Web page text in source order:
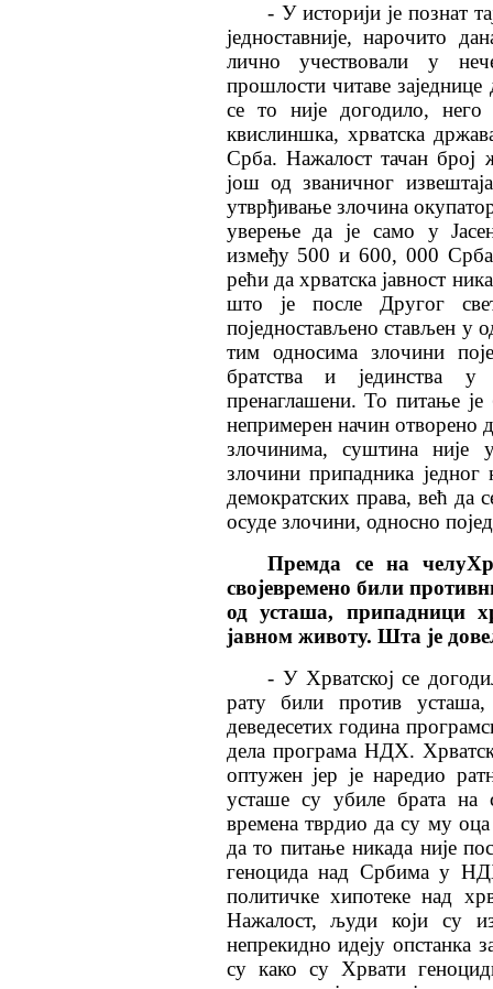
- У историји је познат
једноставније, нарочито
лично учествовали у
прошлости читаве
се то није догодило,
квислиншка, хрватска
Срба. Нажалост тачан број
још од званичног
утврђивање злочина
уверење да је само у
између 500 и 600, 000
рећи да хрватска јавност
што је после Другог
поједностављено стављен у
тим односима злочини
братства и јединства
пренаглашени. То питање
непримерен начин отворено
злочинима, суштина није
злочини припадника
демократских права, већ да
осуде злочини, односно
Премда се на
својевремено били
од усташа, припадници
јавном животу. Шта је
- У Хрватској се
рату били против усташа,
деведесетих година
дела програма НДХ.
оптужен јер је наредио
усташе су убиле брата
времена тврдио да су му
да то питање никада није
геноцида над Србима у
политичке хипотеке над
Нажалост, људи који су
непрекидно идеју опстанка
су како су Хрвати